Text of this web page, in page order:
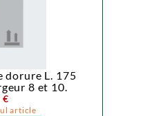
dorure L. 175
8 et 10.
€
article